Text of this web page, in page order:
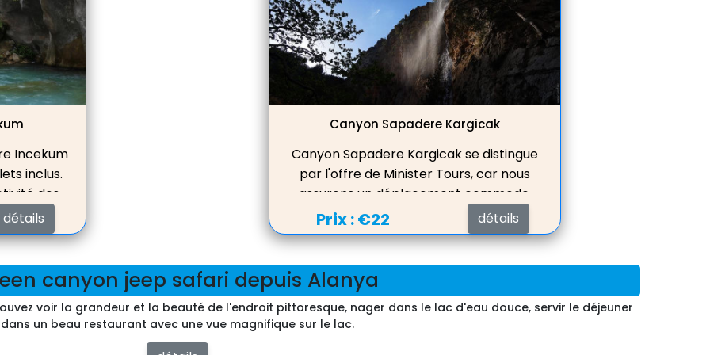
Capturez un moment inoubliable en
moment inoubliable en prenant une
photo à la cascade située à la
Incekum
inclus.
des
êtres
et du
mètres
une
canyon.
détails
Canyon Sapadere Kargicak
Canyon Sapadere Kargicak se distingue
par l'offre de Minister Tours, car nous
assurons un déplacement commode,
sécurisé et divertissant jusqu'aux
cascades grâce à nos véhicules tout-
Prix :€22 détails
canyon jeep safari depuis Alanya
voir la grandeur et la beauté de l'endroit pittoresque, nager dans le lac d'eau douce, servir le déjeuner
dans un beau restaurant avec une vue magnifique sur le lac.